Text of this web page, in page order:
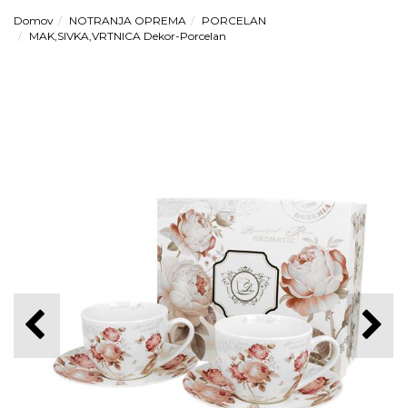
Domov NOTRANJA OPREMA
PORCELAN
MAK,SIVKA,VRTNICA Dekor-Porcelan